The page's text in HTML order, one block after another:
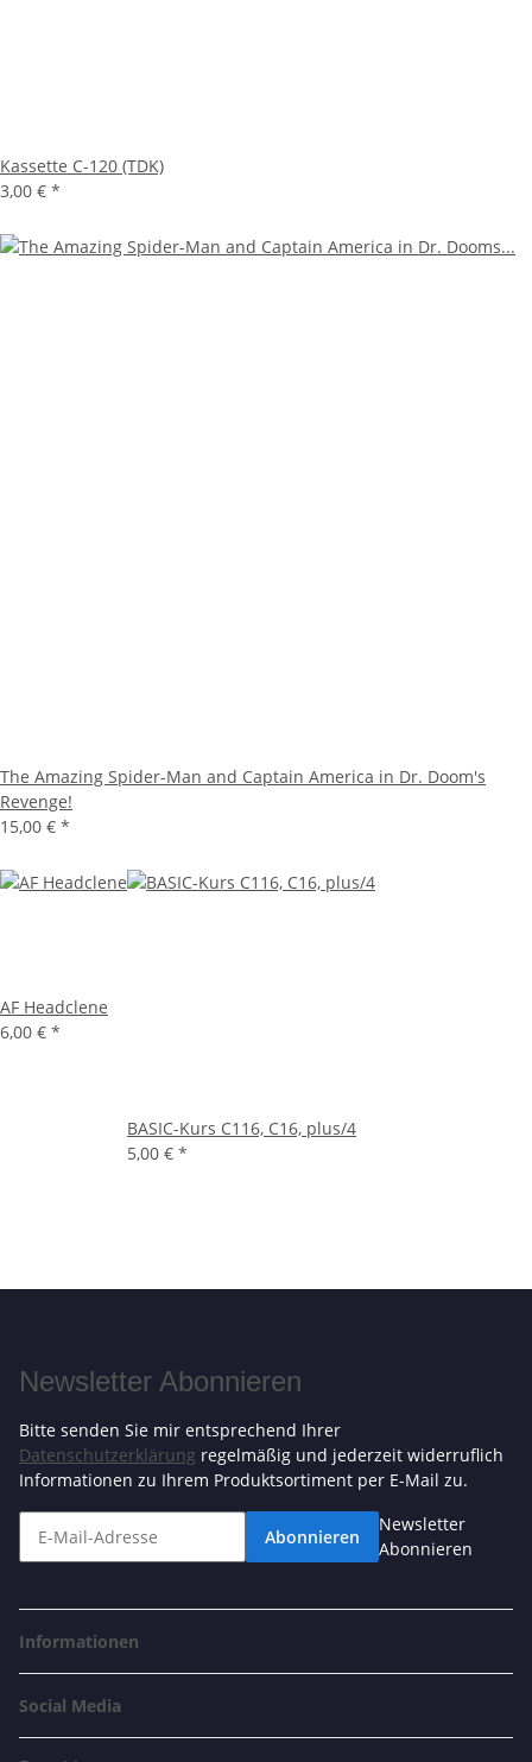
Kassette C-120 (TDK)
3,00 € *
The Amazing Spider-Man and Captain America in Dr. Doom's
Revenge!
15,00 € *
AF Headclene
6,00 € *
BASIC-Kurs C116, C16, plus/4
5,00 € *
Newsletter Abonnieren
Bitte senden Sie mir entsprechend Ihrer
Datenschutzerklärung regelmäßig und jederzeit widerruflich
Informationen zu Ihrem Produktsortiment per E-Mail zu.
Abonnieren
Newsletter
Abonnieren
Informationen
Social Media